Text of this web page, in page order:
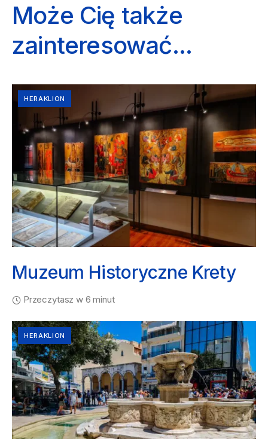
Może Cię także
zainteresować...
HERAKLION
Muzeum Historyczne Krety
Przeczytasz w 6 minut
HERAKLION